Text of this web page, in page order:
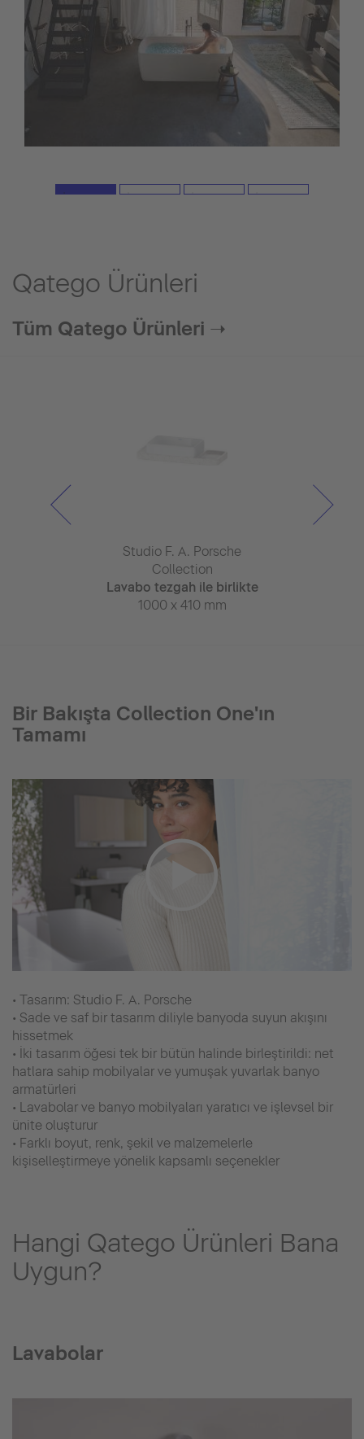
Qatego Ürünleri
Tüm Qatego Ürünleri ➝
Studio F. A. Porsche
Collection
Lavabo tezgah ile birlikte
1000 x 410 mm
Bir Bakışta Collection One'ın
Tamamı
• Tasarım: Studio F. A. Porsche
• Sade ve saf bir tasarım diliyle banyoda suyun akışını
hissetmek
• İki tasarım öğesi tek bir bütün halinde birleştirildi: net
hatlara sahip mobilyalar ve yumuşak yuvarlak banyo
armatürleri
• Lavabolar ve banyo mobilyaları yaratıcı ve işlevsel bir
ünite oluşturur
• Farklı boyut, renk, şekil ve malzemelerle
kişiselleştirmeye yönelik kapsamlı seçenekler
Hangi Qatego Ürünleri Bana
Uygun?
Lavabolar